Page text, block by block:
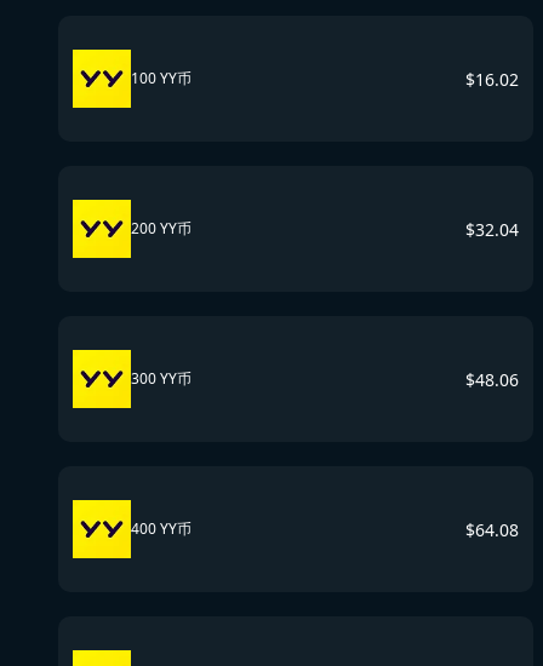
100 YY币 $16.02
200 YY币 $32.04
300 YY币 $48.06
400 YY币 $64.08